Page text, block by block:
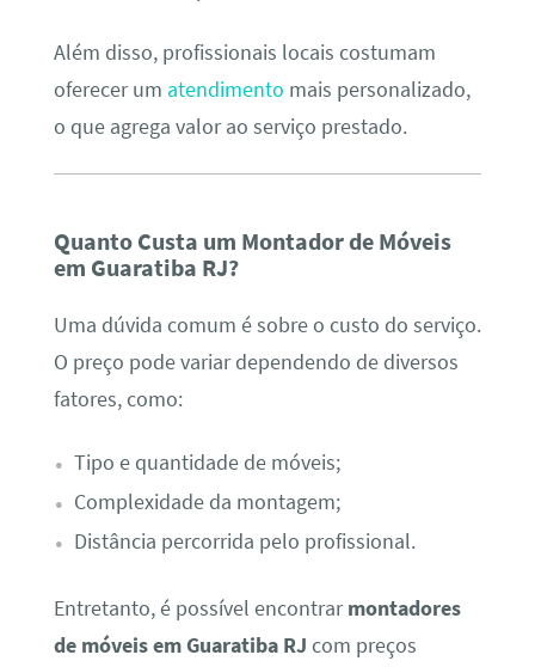
Além disso, profissionais locais costumam
oferecer um atendimento mais personalizado,
o que agrega valor ao serviço prestado.
Quanto Custa um Montador de Móveis
em Guaratiba RJ?
Uma dúvida comum é sobre o custo do serviço.
O preço pode variar dependendo de diversos
fatores, como:
Tipo e quantidade de móveis;
Complexidade da montagem;
Distância percorrida pelo profissional.
Entretanto, é possível encontrarmontadores
de móveis em Guaratiba RJ com preços